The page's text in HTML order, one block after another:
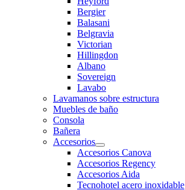
Bergier
Balasani
Belgravia
Victorian
Hillingdon
Albano
Sovereign
Lavabo
Lavamanos sobre estructura
Muebles de baño
Consola
Bañera
Accesorios
Accesorios Canova
Accesorios Regency
Accesorios Aida
Tecnohotel acero inoxidable